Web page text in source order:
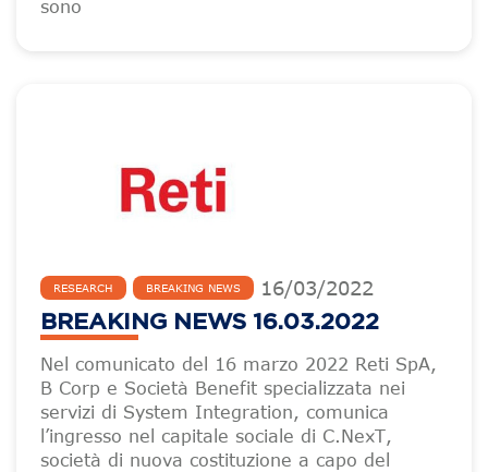
sono
RESEARCH BREAKING NEWS 16/03/2022
BREAKING NEWS 16.03.2022
Nel comunicato del 16 marzo 2022 Reti SpA,
B Corp e Società Benefit specializzata nei
servizi di System Integration, comunica
l’ingresso nel capitale sociale di C.NexT,
società di nuova costituzione a capo del